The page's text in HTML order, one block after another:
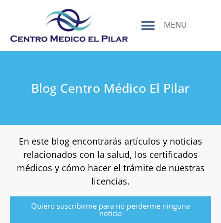
MENU
Blog Centro Médico El Pilar
En este blog encontrarás artículos y noticias
relacionados con la salud, los certificados
médicos y cómo hacer el trámite de nuestras
licencias.
Quiero suscribirme para no perderme ninguna
noticia